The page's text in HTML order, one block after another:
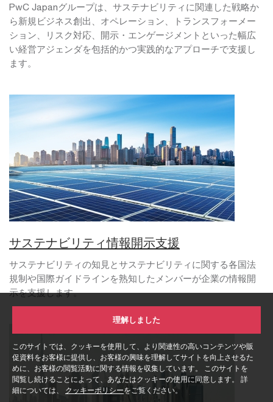
このサイトでは、クッキーを使用して、より関連性の高いコンテンツや販
促資料をお客様に提供し、お客様の興味を理解してサイトを向上させるた
めに、お客様の閲覧活動に関する情報を収集しています。 このサイトを
閲覧し続けることによって、あなたはクッキーの使用に同意します。 詳
細については、 クッキーポリシーをご覧ください。
理解しました
PwC Japanグループは、サステナビリティに関連した戦略か
ら新規ビジネス創出、オペレーション、トランスフォーメー
ション、リスク対応、開示・エンゲージメントといった幅広
い経営アジェンダを包括的かつ実践的なアプローチで支援し
ます。
サステナビリティ情報開示支援
サステナビリティの知見とサステナビリティに関する各国法
規制や国際ガイドラインを熟知したメンバーが企業の情報開
示を支援します。